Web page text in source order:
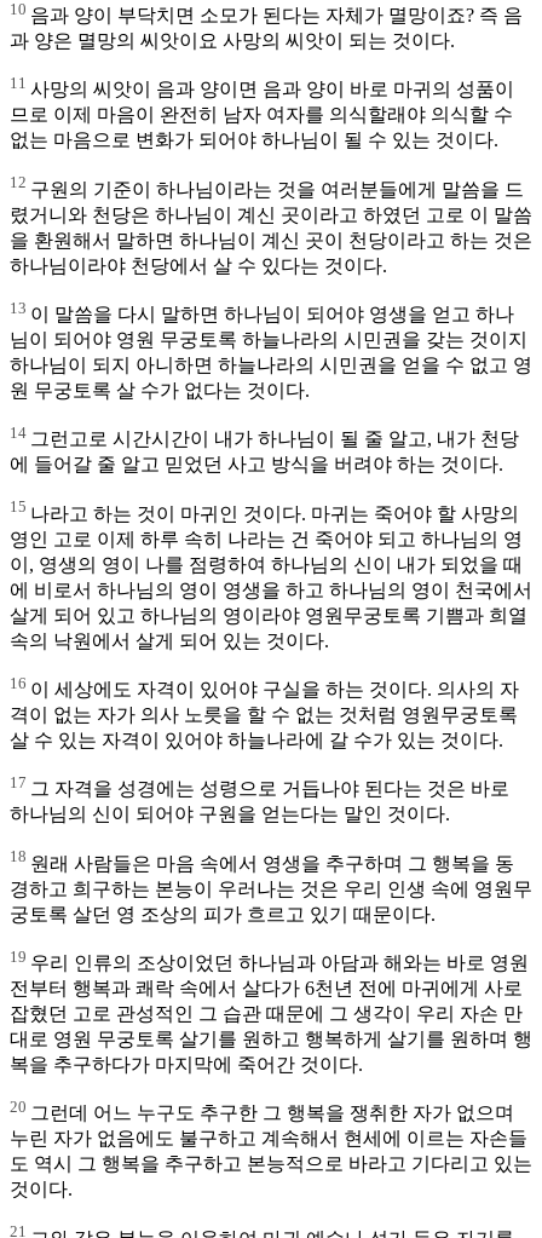
10 음과 양이 부닥치면 소모가 된다는 자체가 멸망이죠? 즉 음
과 양은 멸망의 씨앗이요 사망의 씨앗이 되는 것이다.
11 사망의 씨앗이 음과 양이면 음과 양이 바로 마귀의 성품이
므로 이제 마음이 완전히 남자 여자를 의식할래야 의식할 수
없는 마음으로 변화가 되어야 하나님이 될 수 있는 것이다.
12 구원의 기준이 하나님이라는 것을 여러분들에게 말씀을 드
렸거니와 천당은 하나님이 계신 곳이라고 하였던 고로 이 말씀
을 환원해서 말하면 하나님이 계신 곳이 천당이라고 하는 것은
하나님이라야 천당에서 살 수 있다는 것이다.
13 이 말씀을 다시 말하면 하나님이 되어야 영생을 얻고 하나
님이 되어야 영원 무궁토록 하늘나라의 시민권을 갖는 것이지
하나님이 되지 아니하면 하늘나라의 시민권을 얻을 수 없고 영
원 무궁토록 살 수가 없다는 것이다.
14 그런고로 시간시간이 내가 하나님이 될 줄 알고, 내가 천당
에 들어갈 줄 알고 믿었던 사고 방식을 버려야 하는 것이다.
15 나라고 하는 것이 마귀인 것이다. 마귀는 죽어야 할 사망의
영인 고로 이제 하루 속히 나라는 건 죽어야 되고 하나님의 영
이, 영생의 영이 나를 점령하여 하나님의 신이 내가 되었을 때
에 비로서 하나님의 영이 영생을 하고 하나님의 영이 천국에서
살게 되어 있고 하나님의 영이라야 영원무궁토록 기쁨과 희열
속의 낙원에서 살게 되어 있는 것이다.
16 이 세상에도 자격이 있어야 구실을 하는 것이다. 의사의 자
격이 없는 자가 의사 노릇을 할 수 없는 것처럼 영원무궁토록
살 수 있는 자격이 있어야 하늘나라에 갈 수가 있는 것이다.
17 그 자격을 성경에는 성령으로 거듭나야 된다는 것은 바로
하나님의 신이 되어야 구원을 얻는다는 말인 것이다.
18 원래 사람들은 마음 속에서 영생을 추구하며 그 행복을 동
경하고 희구하는 본능이 우러나는 것은 우리 인생 속에 영원무
궁토록 살던 영 조상의 피가 흐르고 있기 때문이다.
19 우리 인류의 조상이었던 하나님과 아담과 해와는 바로 영원
전부터 행복과 쾌락 속에서 살다가 6천년 전에 마귀에게 사로
잡혔던 고로 관성적인 그 습관 때문에 그 생각이 우리 자손 만
대로 영원 무궁토록 살기를 원하고 행복하게 살기를 원하며 행
복을 추구하다가 마지막에 죽어간 것이다.
20 그런데 어느 누구도 추구한 그 행복을 쟁취한 자가 없으며
누린 자가 없음에도 불구하고 계속해서 현세에 이르는 자손들
도 역시 그 행복을 추구하고 본능적으로 바라고 기다리고 있는
것이다.
21